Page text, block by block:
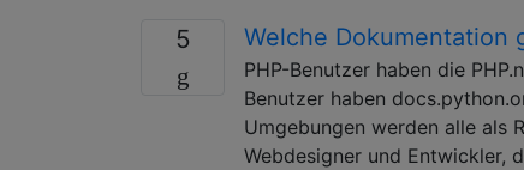
5 Welche Dokumentation
PHP-Benutzer haben die
Benutzer haben
Umgebungen werden alle als
Webdesigner und Entwickler,